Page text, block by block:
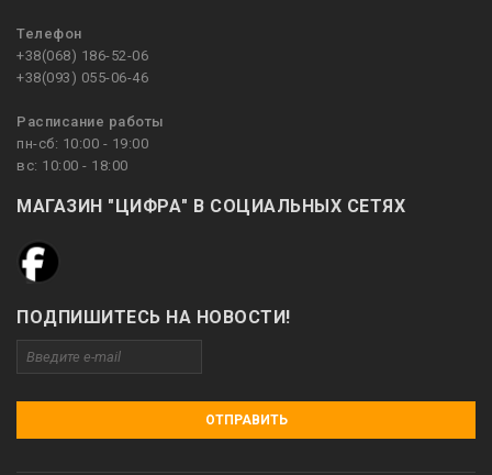
Телефон
+38(068) 186-52-06
+38(093) 055-06-46
Расписание работы
пн-сб: 10:00 - 19:00
вс: 10:00 - 18:00
МАГАЗИН "ЦИФРА" В СОЦИАЛЬНЫХ СЕТЯХ
ПОДПИШИТЕСЬ НА НОВОСТИ!
ОТПРАВИТЬ